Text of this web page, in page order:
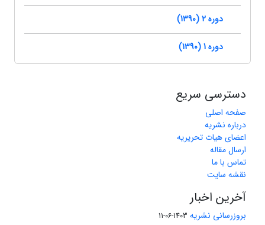
دوره 2 (1390)
دوره 1 (1390)
دسترسی سریع
صفحه اصلی
درباره نشریه
اعضای هیات تحریریه
ارسال مقاله
تماس با ما
نقشه سایت
آخرین اخبار
بروزرسانی نشریه 1403-06-11